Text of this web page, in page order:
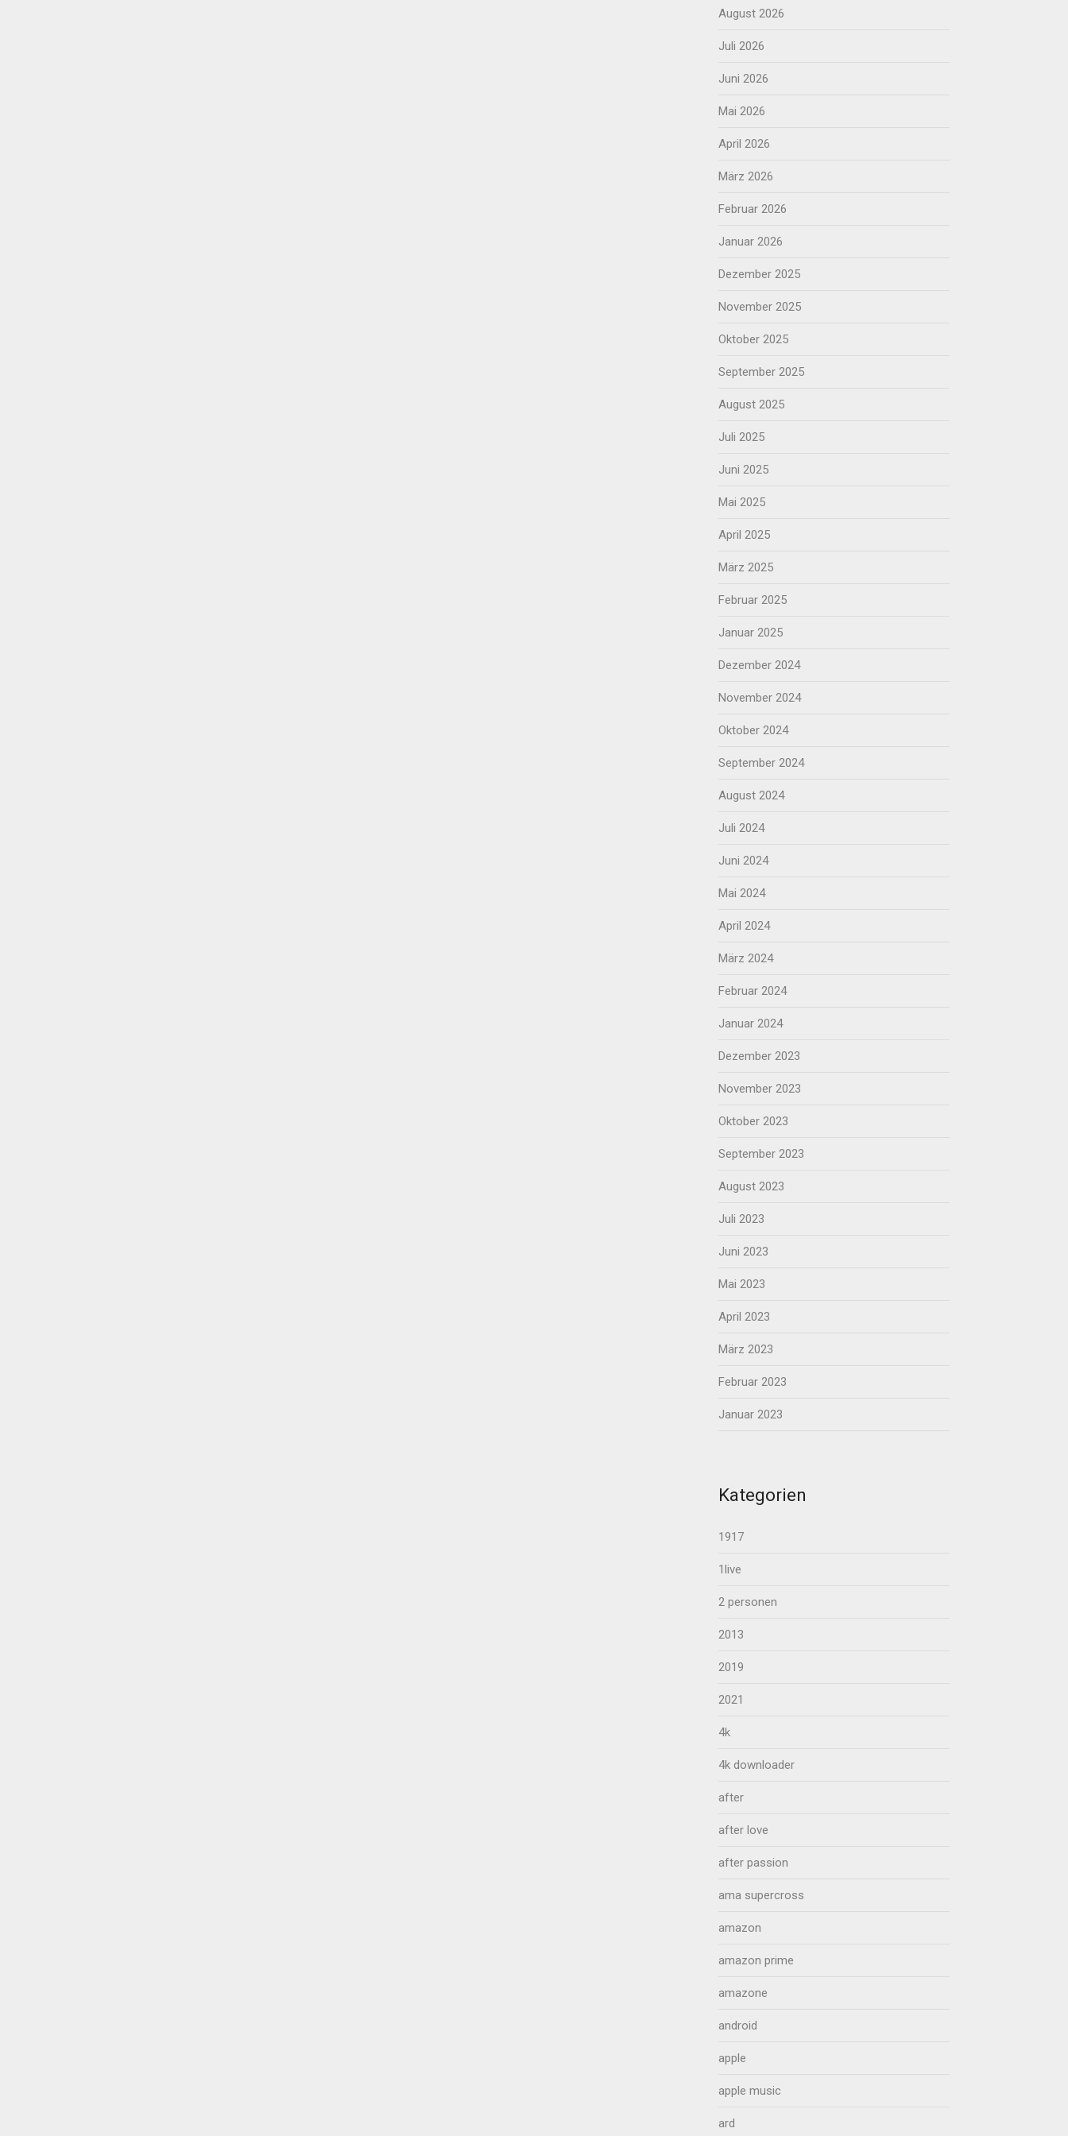
August 2026
Juli 2026
Juni 2026
Mai 2026
April 2026
März 2026
Februar 2026
Januar 2026
Dezember 2025
November 2025
Oktober 2025
September 2025
August 2025
Juli 2025
Juni 2025
Mai 2025
April 2025
März 2025
Februar 2025
Januar 2025
Dezember 2024
November 2024
Oktober 2024
September 2024
August 2024
Juli 2024
Juni 2024
Mai 2024
April 2024
März 2024
Februar 2024
Januar 2024
Dezember 2023
November 2023
Oktober 2023
September 2023
August 2023
Juli 2023
Juni 2023
Mai 2023
April 2023
März 2023
Februar 2023
Januar 2023
Kategorien
1917
1live
2 personen
2013
2019
2021
4k
4k downloader
after
after love
after passion
ama supercross
amazon
amazon prime
amazone
android
apple
apple music
ard